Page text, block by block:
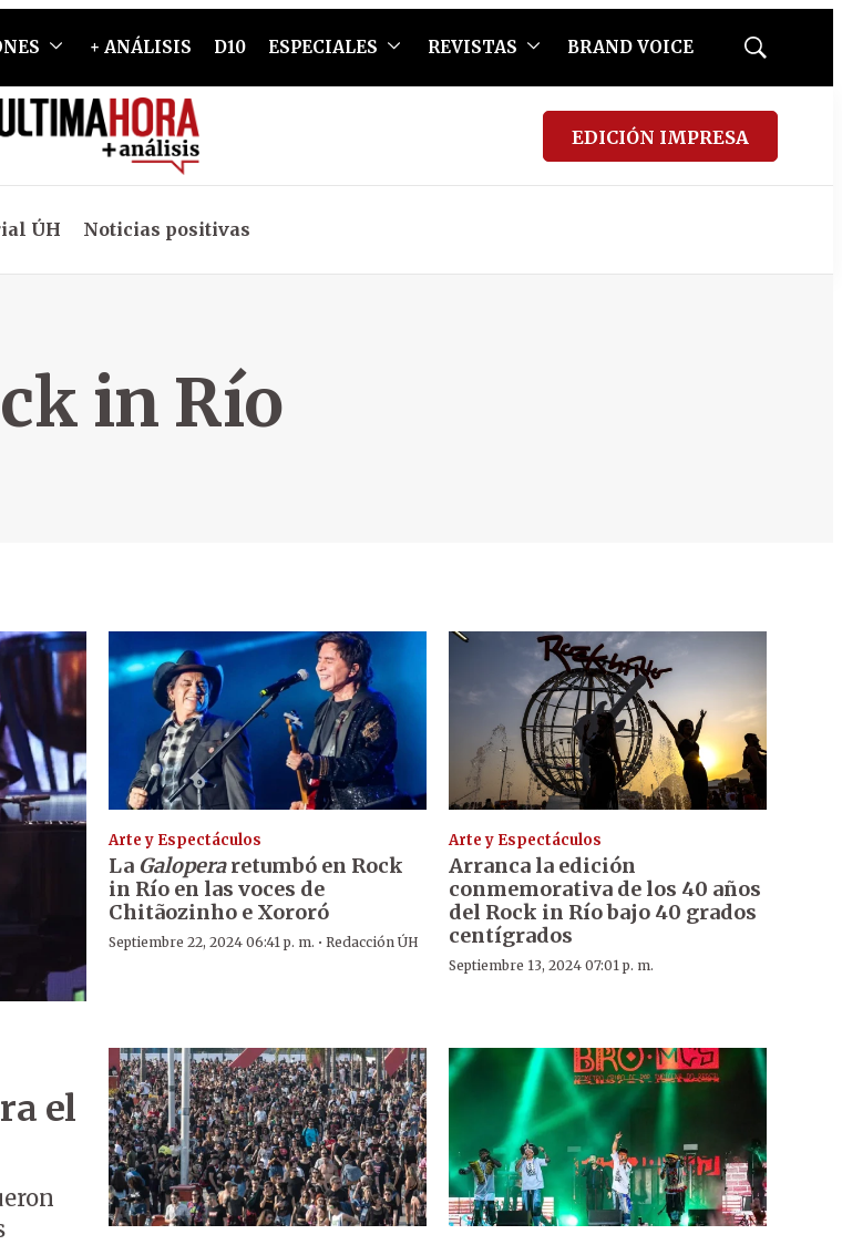
+ ANÁLISIS D10 ESPECIALES REVISTAS BRAND VOICE
Mostrar
EDICIÓN IMPRESA
ÚH Noticias positivas
in Río
el
Arte y Espectáculos
La Galoperaretumbó en Rock
in Río en las voces de
Chitãozinho e Xororó
Septiembre 22, 2024 06:41 p. m. · Redacción ÚH
Arte y Espectáculos
Arranca la edición
conmemorativa de los 40 años
del Rock in Río bajo 40 grados
centígrados
Septiembre 13, 2024 07:01 p. m.